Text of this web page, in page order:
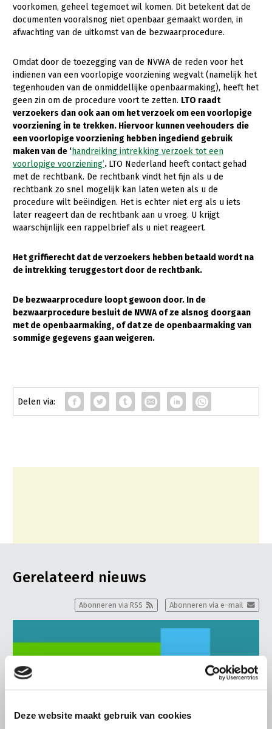
Deze website maakt gebruik van cookies
voorkomen, geheel tegemoet wil komen. Dit betekent dat de
documenten vooralsnog niet openbaar gemaakt worden, in
afwachting van de uitkomst van de bezwaarprocedure.
Omdat door de toezegging van de NVWA de reden voor het
indienen van een voorlopige voorziening wegvalt (namelijk het
tegenhouden van de onmiddellijke openbaarmaking), heeft het
geen zin om de procedure voort te zetten. LTO raadt
verzoekers dan ook aan om het verzoek om een voorlopige
voorziening in te trekken. Hiervoor kunnen veehouders die
een voorlopige voorziening hebben ingediend gebruik
maken van de ‘handreiking intrekking verzoek tot een
voorlopige voorziening’. LTO Nederland heeft contact gehad
met de rechtbank. De rechtbank vindt het fijn als u de
rechtbank zo snel mogelijk kan laten weten als u de
procedure wilt beëindigen. Het is echter niet erg als u iets
later reageert dan de rechtbank aan u vroeg. U krijgt
waarschijnlijk een rappelbrief als u niet reageert.
Het griffierecht dat de verzoekers hebben betaald wordt na
de intrekking teruggestort door de rechtbank.
De bezwaarprocedure loopt gewoon door. In de
bezwaarprocedure besluit de NVWA of ze alsnog doorgaan
met de openbaarmaking, of dat ze de openbaarmaking van
sommige gegevens gaan weigeren.
Gerelateerd nieuws
Abonneren via e-mail
Abonneren via RSS